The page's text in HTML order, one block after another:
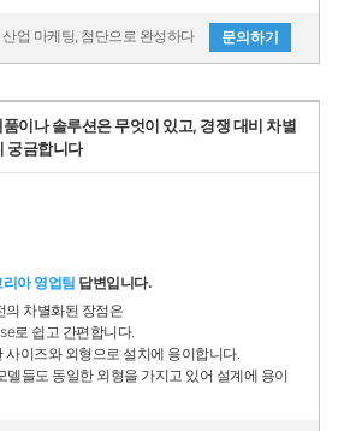
업 마케팅, 첨단으로 완성하다 문의하기
이나 솔루션은 무엇이 있고, 경쟁 대비 차별
궁금합니다
아 영업팀 답변입니다.
의 차별화된 장점은
로 쉽고 간편합니다.
사이즈와 외형으로 설치에 용이합니다.
델들도 동일한 외형을 가지고 있어 설계에 용이